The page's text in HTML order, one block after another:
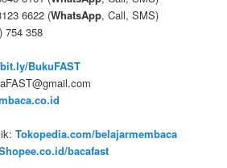
6622 (WhatsApp, Call, SMS)
754 358
BukuFAST
Tokopedia.com/belajarmembaca
bacafast